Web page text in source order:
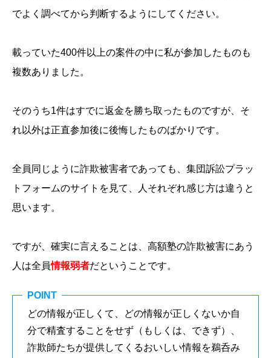
でよく調べてから判断するようにしてください。
載っていた400件以上の案件の中に私が参加したものも
複数ありました。
そのうち1件はすでに返金を勝ち取ったものですが、そ
れ以外は正直参加後に後悔したものばかりです。
全員同じように詐欺被害者であっても、集団訴訟プラッ
トフォームのサイトを見て、人それぞれ感じ方は違うと
思います。
ですが、確実に言えることは、高額塾の詐欺被害にあう
人は全員情報弱者だということです。
POINT
どの情報が正しくて、どの情報が正しくないか自
分で精査することをせず（もしくは、できず）、
詐欺師たちが提供してくるおいしい情報を鵜呑み